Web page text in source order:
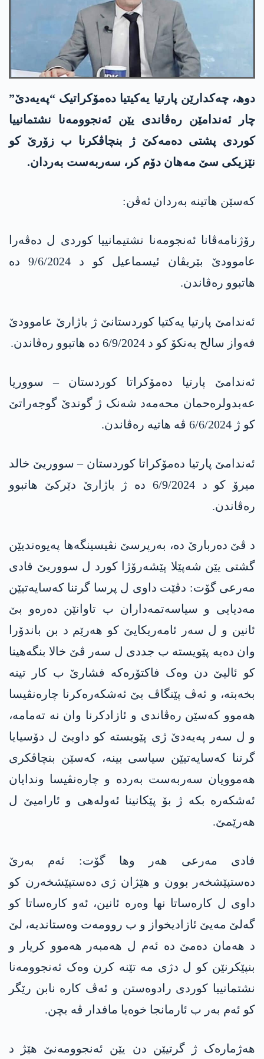
دوھ، چەکدارێن پارتیا یەکیتیا دەمۆکراتیک “پەیەدێ”
چار ئەندامێن رەڤاندی یێن ئەنجوومەنا نشتمانییا
کوردی پشتی دەمەکێ ژ بنچاڤکرنا ب زۆرێ کو
نێزیکی سێ مەھان دۆم کر، سەربەست بەردان.
کەسێن هاتینە بەردان ئەڤن:
رۆژنامەڤانا ئەنجومەنا نشتیمانییا کوردی ل دەڤەرا
عاموودێ بێریڤان ئیسماعیل کو د 9/6/2024 دە
ھاتبوو رەڤاندن.
ئەندامێ پارتیا یەکتیا کوردستانێ ژ باژارێ عاموودێ
فەواز سالح بەنکۆ کو د 6/9/2024 دە ھاتبوو رەڤاندن.
ئەندامێ پارتیا دەمۆکراتا کوردستان – سووریا
عەبدولرەحمان محەمەد شەنک ژ گوندێ گوجەراتێ
کو ژ 6/6/2024 ڤە ھاتیە رەڤاندن.
ئەندامێ پارتیا دەمۆکراتا کوردستان – سووریێ خالد
میرۆ کو د 6/9/2024 دە ژ باژارێ دێرکێ ھاتبوو
رەڤاندن.
د ڤێ دەربارێ دە، بەرپرسێ نڤیسینگەھا پەیوەندیێن
گشتی یێن شەپێلا پێشەرۆژا کورد ل سووریێ فادی
مەرعی گۆت: دڤێت داوی ل پرسا گرتنا کەسایەتیێن
مەدیایی و سیاسەتمەداران ب تاوانێن دەرەو بێ
ئانین و ل سەر ئامەریکایێ کو ھەرێم د بن باندۆرا
وان دەیە پێویستە ب جددی ل سەر ڤێ خالا بنگەھینا
کو ئالیێ دن وەک فاکتۆرەکە فشارێ ب کار تینە
بخەبتە، و ئەڤ پێنگاڤ بێ ئەشکەرەکرنا چارەنڤیسا
ھەموو کەسێن رەڤاندی و ئازادکرنا وان نە تەمامە،
و ل سەر پەیەدێ ژی پێویستە کو داویێ ل دۆسیایا
گرتنا کەسایەتیێن سیاسی بینە، کەسێن بنچاڤکری
هەموویان سەربەست بەردە و چارەنڤیسا وندایان
ئەشکەرە بکە ژ بۆ پێکانینا ئەولەھی و ئارامیێ ل
ھەرێمێ.
فادی مەرعی هەر وها گۆت: ئەم بەرێ
دەستپێشخەر بوون و هێژان ژی دەستپێشخەرن کو
داوی ل کارەساتا نھا وەرە ئانین، ئەو کارەساتا کو
گەلێ مەیێ ئازادیخواز و ب روومەت وەستاندیە، لێ
د ھەمان دەمێ دە ئەم ل ھەمبەر ھەموو کریار و
بنپێکرنێن کو ل دژی مە تێنە کرن وەک ئەنجوومەنا
نشتمانییا کوردی رادوەستن و ئەڤ کارە نابن رێگر
کو ئەم بەر ب ئارمانجا خوەیا مافدار ڤە بچن.
ھەژمارەک ژ گرتیێن دن یێن ئەنجوومەنێ ھێژ د